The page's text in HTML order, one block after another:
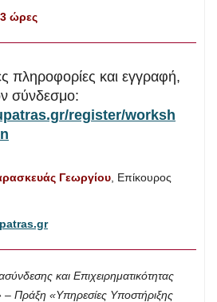
3 ώρες
πληροφορίες και εγγραφή,
σύνδεσμο:
register/worksh
Γεωργίου , Επίκουρος
και Επιχειρηματικότητας
Πράξη «Υπηρεσίες Υποστήριξης